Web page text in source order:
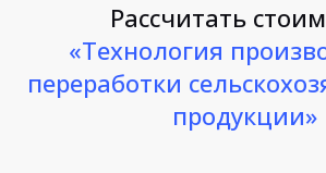
Рассчитать
«Технология
переработки
продукции»